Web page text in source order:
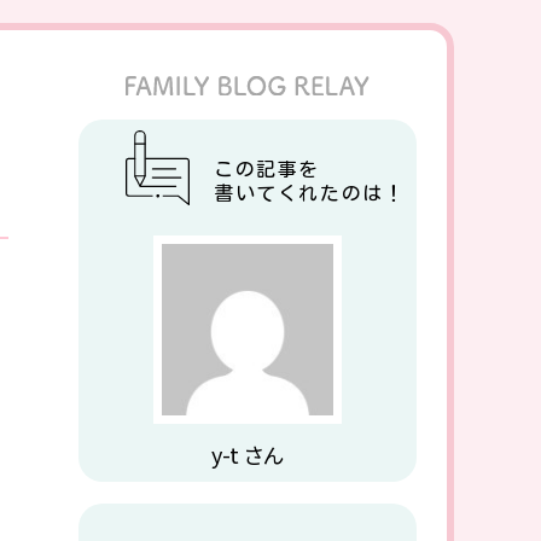
この記事を
書いてくれたのは！
y-t さん